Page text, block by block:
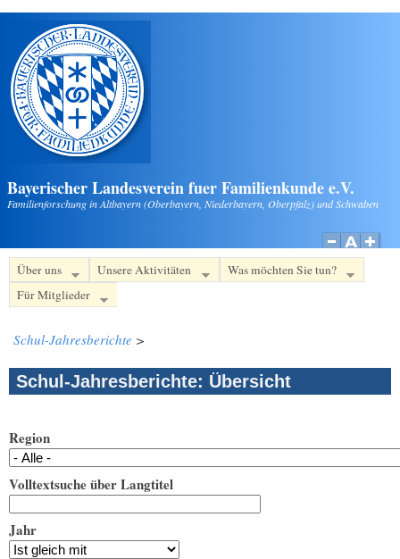
Direkt zum Inhalt
Bayerischer Landesverein fuer Familienkunde e.V.
Familienforschung in Altbayern (Oberbayern, Niederbayern, Oberpfalz) und Schwaben
Über uns Unsere Aktivitäten
Was möchten Sie tun?
Für Mitglieder
Schul-Jahresberichte >
Schul-Jahresberichte: Übersicht
Region
Volltextsuche über Langtitel
Jahr